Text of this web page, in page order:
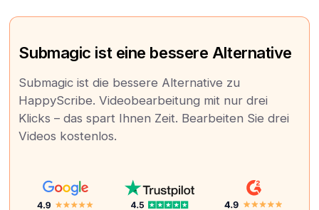
Submagic ist eine bessere Alternative
Submagic ist die bessere Alternative zu
HappyScribe. Videobearbeitung mit nur drei
Klicks – das spart Ihnen Zeit. Bearbeiten Sie drei
Videos kostenlos.